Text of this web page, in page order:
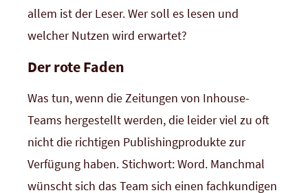
allem ist der Leser. Wer soll es lesen und
welcher Nutzen wird erwartet?
Der rote Faden
Was tun, wenn die Zeitungen von Inhouse-
Teams hergestellt werden, die leider viel zu oft
nicht die richtigen Publishingprodukte zur
Verfügung haben. Stichwort: Word. Manchmal
wünscht sich das Team sich einen fachkundigen